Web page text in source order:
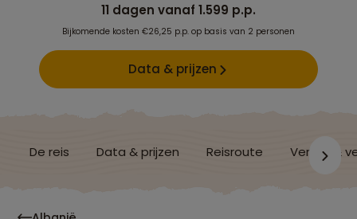
11 dagen vanaf 1.599 p.p.
Bijkomende kosten €26,25 p.p. op basis van 2 personen
Data & prijzen
De reis Data & prijzen Reisroute Verblijf &